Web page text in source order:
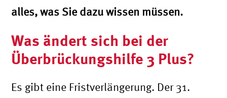
alles, was Sie dazu wissen müssen.
Was ändert sich bei der
Überbrückungshilfe 3 Plus?
Es gibt eine Fristverlängerung. Der 31.